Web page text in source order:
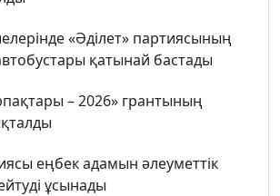
«Әділет» партиясының
қатынай бастады
– 2026» грантының
еңбек адамын әлеуметтік
ұсынады